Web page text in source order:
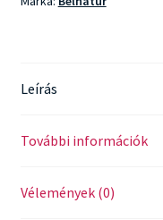
Leírás
További információk
Vélemények (0)